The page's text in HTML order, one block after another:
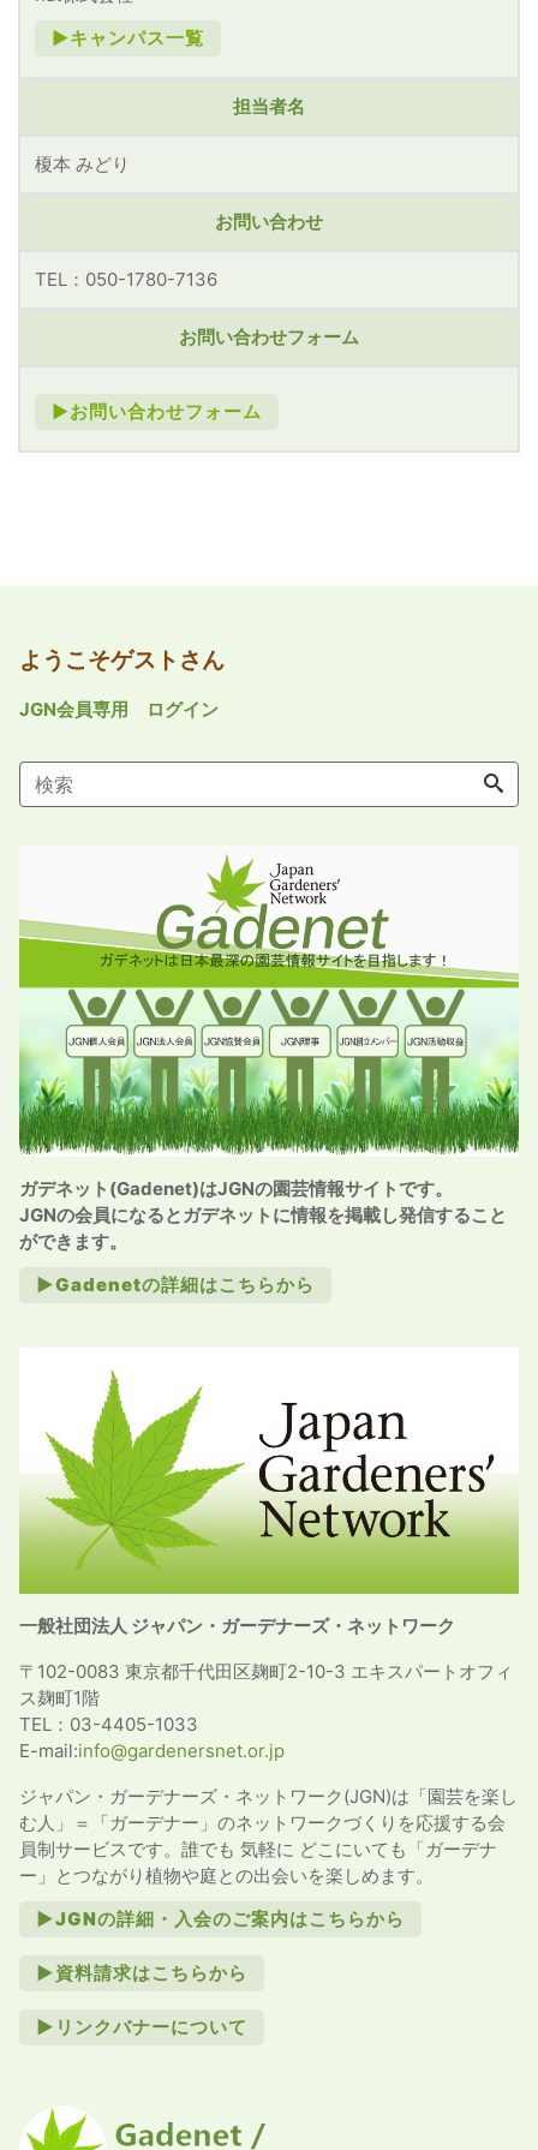
►キャンパス一覧
担当者名
榎本 みどり
お問い合わせ
TEL：050-1780-7136
お問い合わせフォーム
►お問い合わせフォーム
ようこそゲストさん
JGN会員専用 ログイン
ガデネット(Gadenet)はJGNの園芸情報サイトです。
JGNの会員になるとガデネットに情報を掲載し発信すること
ができます。
►Gadenetの詳細はこちらから
一般社団法人 ジャパン・ガーデナーズ・ネットワーク
〒102-0083 東京都千代田区麹町2-10-3 エキスパートオフィ
ス麹町1階
TEL：03-4405-1033
E-mail:info@gardenersnet.or.jp
ジャパン・ガーデナーズ・ネットワーク(JGN)は「園芸を楽し
む人」＝「ガーデナー」のネットワークづくりを応援する会
員制サービスです。誰でも 気軽に どこにいても「ガーデナ
ー」とつながり植物や庭との出会いを楽しめます。
►JGNの詳細・入会のご案内はこちらから
►資料請求はこちらから
►リンクバナーについて